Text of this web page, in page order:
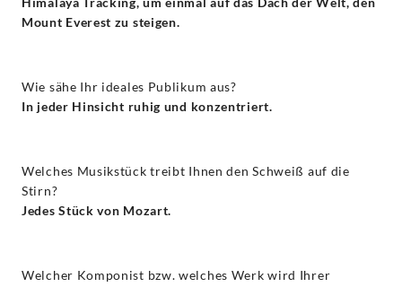
Mount Everest zu steigen.
Wie sähe Ihr ideales Publikum aus?
In jeder Hinsicht ruhig und konzentriert.
Welches Musikstück treibt Ihnen den Schweiß auf die
Stirn?
Jedes Stück von Mozart.
Welcher Komponist bzw. welches Werk wird Ihrer